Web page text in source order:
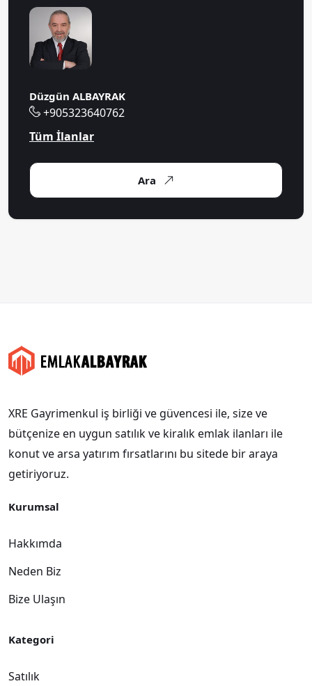
Düzgün ALBAYRAK
+905323640762
Tüm İlanlar
Ara
XRE Gayrimenkul iş birliği ve güvencesi ile, size ve
bütçenize en uygun satılık ve kiralık emlak ilanları ile
konut ve arsa yatırım fırsatlarını bu sitede bir araya
getiriyoruz.
Kurumsal
Hakkımda
Neden Biz
Bize Ulaşın
Kategori
Satılık